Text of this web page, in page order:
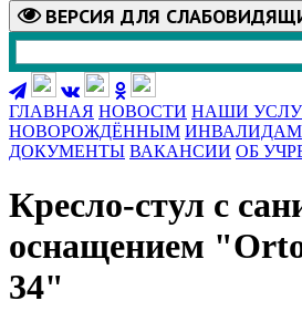
ВЕРСИЯ ДЛЯ
ГЛАВНАЯ НОВОСТИ НАШИ
НОВОРОЖДЁННЫМ ИНВАЛИДАМ
ДОКУМЕНТЫ ВАКАНСИИ ОБ
Кресло-стул с
оснащением
34"